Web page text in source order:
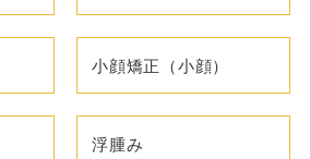
小顔矯正（小顔）
浮腫み